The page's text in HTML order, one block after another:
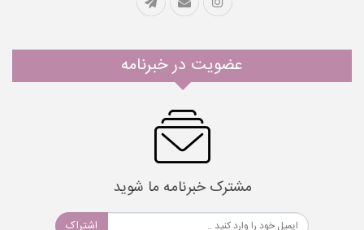
عضویت در خبرنامه
مشترک خبرنامه ما شوید
اشتراک